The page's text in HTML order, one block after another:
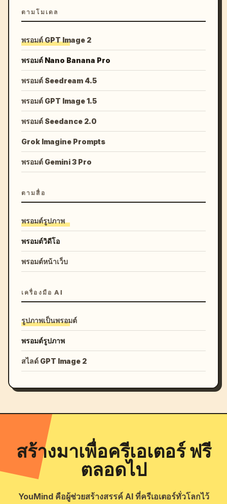
ตามโมเดล
พรอมต์ GPT Image 2
พรอมต์ Nano Banana Pro
พรอมต์ Seedream 4.5
พรอมต์ GPT Image 1.5
พรอมต์ Seedance 2.0
Grok Imagine Prompts
พรอมต์ Gemini 3 Pro
ตามสื่อ
พรอมต์รูปภาพ
พรอมต์วิดีโอ
พรอมต์หน้าเว็บ
เครื่องมือ AI
รูปภาพเป็นพรอมต์
พรอมต์รูปภาพ
สไลด์ GPT Image 2
สร้างมาเพื่อครีเอเตอร์ ฟรี
ตลอดไป
YouMind คือผู้ช่วยสร้างสรรค์ AI ที่ครีเอเตอร์ทั่วโลกไว้